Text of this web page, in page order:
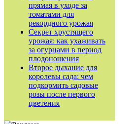
прямая в уходе за
томатами для
рекордного урожая
Секрет хрустящего
урожая: как ухаживать
за огурцами в период
плодоношения
Второе дыхание для
королевы сада: чем
подкормить садовые
розы после первого
цветения